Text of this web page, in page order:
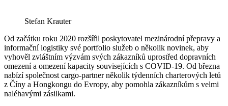
Stefan Krauter
Od začátku roku 2020 rozšířil poskytovatel mezinárodní přepravy a
informační logistiky své portfolio služeb o několik novinek, aby
vyhověl zvláštním výzvám svých zákazníků uprostřed dopravních
omezení a omezení kapacity souvisejících s COVID-19. Od března
nabízí společnost cargo-partner několik týdenních charterových letů
z Číny a Hongkongu do Evropy, aby pomohla zákazníkům s velmi
naléhavými zásilkami.